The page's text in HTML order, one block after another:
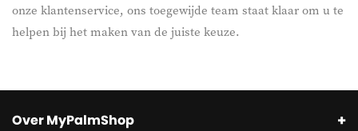
onze klantenservice, ons toegewijde team staat klaar om u te
helpen bij het maken van de juiste keuze.
Over MyPalmShop